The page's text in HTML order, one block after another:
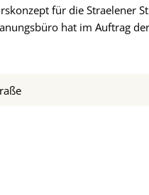
für die Straelener
hat im Auftrag